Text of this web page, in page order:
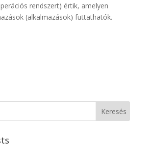
rendszert) értik, amelyen
(alkalmazások) futtathatók.